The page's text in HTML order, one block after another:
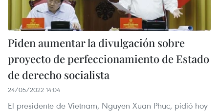
Piden aumentar la divulgación sobre
proyecto de perfeccionamiento de Estado
de derecho socialista
24/05/2022 14:04
El presidente de Vietnam, Nguyen Xuan Phuc, pidió hoy